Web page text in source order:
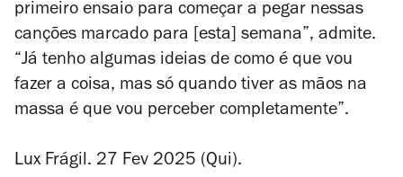
primeiro ensaio para começar a pegar nessas
canções marcado para [esta] semana”, admite.
“Já tenho algumas ideias de como é que vou
fazer a coisa, mas só quando tiver as mãos na
massa é que vou perceber completamente”.
Lux Frágil. 27 Fev 2025 (Qui).